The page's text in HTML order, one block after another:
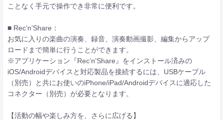
ことなく手元で操作でき非常に便利です。
■ Rec‘n’Share：
お気に入りの楽曲の演奏、録音、演奏動画撮影、編集からアップ
ロードまで簡単に行うことができます。
※アプリケーション『Rec’n’Share』をインストール済みの
iOS/Androidデバイスと対応製品を接続するには、USBケーブル
（別売）と共にお使いのiPhone/iPad/Androidデバイスに適応した
コネクター（別売）が必要となります。
【活動の幅や楽しみ方を、さらに広げる】